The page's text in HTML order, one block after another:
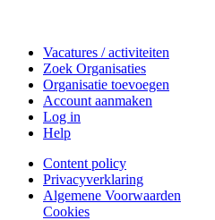
Vacatures / activiteiten
Zoek Organisaties
Organisatie toevoegen
Account aanmaken
Log in
Help
Content policy
Privacyverklaring
Algemene Voorwaarden
Cookies